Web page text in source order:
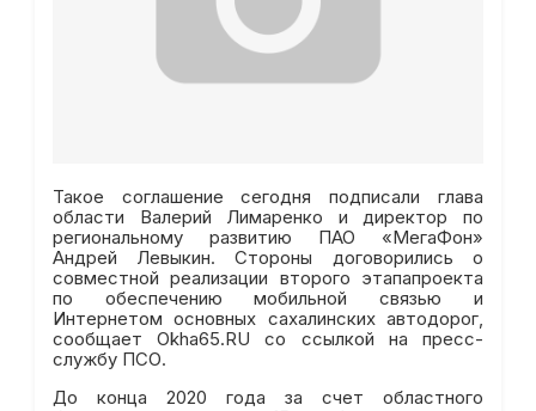
Такое соглашение сегодня подписали глава
области Валерий Лимаренко и директор по
региональному развитию ПАО «МегаФон»
Андрей Левыкин. Стороны договорились о
совместной реализации второго этапапроекта
по обеспечению мобильной связью и
Интернетом основных сахалинских автодорог,
сообщает Okha65.RU со ссылкой на пресс-
службу ПСО.
До конца 2020 года за счет областного